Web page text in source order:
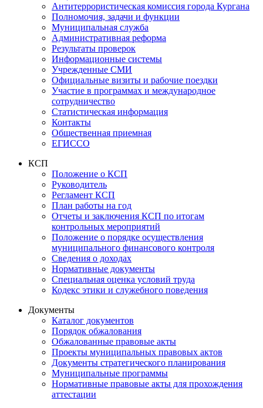
Антитеррористическая комиссия города Кургана
Полномочия, задачи и функции
Муниципальная служба
Административная реформа
Результаты проверок
Информационные системы
Учрежденные СМИ
Официальные визиты и рабочие поездки
Участие в программах и международное
сотрудничество
Статистическая информация
Контакты
Общественная приемная
ЕГИССО
КСП
Положение о КСП
Руководитель
Регламент КСП
План работы на год
Отчеты и заключения КСП по итогам
контрольных мероприятий
Положение о порядке осуществления
муниципального финансового контроля
Сведения о доходах
Нормативные документы
Специальная оценка условий труда
Кодекс этики и служебного поведения
Документы
Каталог документов
Порядок обжалования
Обжалованные правовые акты
Проекты муниципальных правовых актов
Документы стратегического планирования
Муниципальные программы
Нормативные правовые акты для прохождения
аттестации